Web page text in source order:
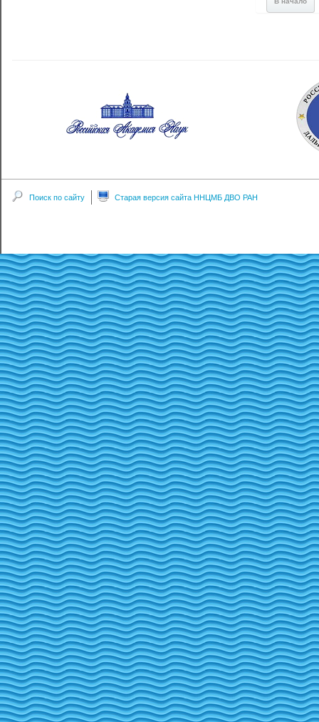
Поиск по сайту Старая версия сайта ННЦМБ ДВО РАН